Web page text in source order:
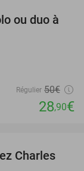
42%
ou duo à
Régulier 50€
28,90€
41%
Charles